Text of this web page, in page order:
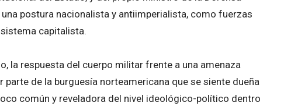
postura nacionalista y antiimperialista, como fuerzas
capitalista.
la respuesta del cuerpo militar frente a una amenaza
de la burguesía norteamericana que se siente dueña
común y reveladora del nivel ideológico-político dentro